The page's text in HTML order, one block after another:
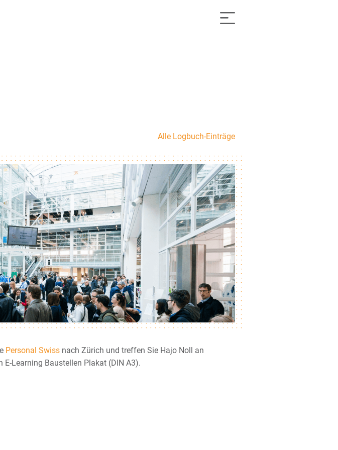
Alle Logbuch-Einträge
Personal Swiss nach Zürich und treffen Sie Hajo Noll an
Learning Baustellen Plakat (DIN A3).